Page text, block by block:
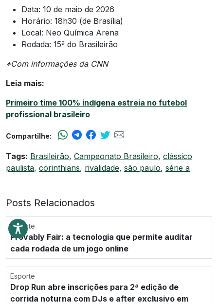
Data: 10 de maio de 2026
Horário: 18h30 (de Brasília)
Local: Neo Química Arena
Rodada: 15ª do Brasileirão
*Com informações da CNN
Leia mais:
Primeiro time 100% indígena estreia no futebol
profissional brasileiro
Compartilhe:
Tags: Brasileirão, Campeonato Brasileiro, clássico
paulista, corinthians, rivalidade, são paulo, série a
Posts Relacionados
Esporte
Provably Fair: a tecnologia que permite auditar
cada rodada de um jogo online
Esporte
Drop Run abre inscrições para 2ª edição de
corrida noturna com DJs e after exclusivo em